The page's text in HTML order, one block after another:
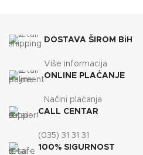
KAPACITET SPREMNIKA
DOSTAVA ŠIROM BiH
Više informacija
ONLINE PLAĆANJE
Načini plaćanja
CALL CENTAR
(035) 31 31 31
100% SIGURNOST